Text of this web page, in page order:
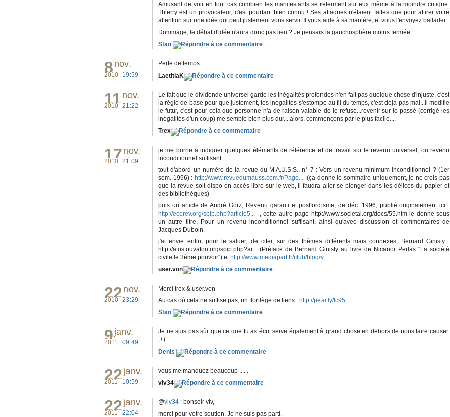
Amusant de voir en tout cas combien les manifestants se referment sur eux même à la moindre critique.
Thierry est un provocateur, c'est pourtant bien connu ! Ses attaques n'étaient faites que pour attirer votre
attention sur une idée qui peut justement vous servir. Il vous aide à sa manière, et vous l'envoyez ballader.
Dommage, le débat d'idée n'aura donc pas lieu ? Je pensais la gauchosphère moins fermée.
Stan
8nov.
2010 19:59
Perte de temps..
LaetitiaK
11 nov.
2010 21:22
Le fait que le dividende universel garde les inégalités profondes n'en fait pas quelque chose d'injuste, c'est
la règle de base pour que justement, les inégalités s'estompe au fil du temps, c'est déjà pas mal...il modifie
le futur, c'est pour cela que personne n'a de raison valable de le refusé...revenir sur le passé (corrigé les
inégalités d'un coup) me semble bien plus dur....alors, commençons par le plus facile....
Trex
17 nov.
2010 21:09
je me borne à indiquer quelques éléments de référence et de travail sur le revenu universel, ou revenu
inconditionnel suffisant :
tout d'abord un numéro de la revue du M.A.U.S.S., n° 7 : Vers un revenu minimum inconditionnel ? (1er
sem. 1996) : http://www.revuedumauss.com.fr/Page... (ça donne le sommaire uniquement, je ne crois pas
que la revue soit dispo en accès libre sur le web, il faudra aller se plonger dans les délices du papier et
des bibliothèques)
puis un article de André Gorz, Revenu garanti et postfordisme, de déc. 1996, publié originalement ici :
http://ecorev.org/spip.php?article5...
, cette autre page http://www.societal.org/docs/55.htm le donne sous
un autre titre, Pour un revenu inconditionnel suffisant, ainsi qu'avec discussion et commentaires de
Jacques Duboin.
j'ai envie enfin, pour le saluer, de citer, sur des thèmes différents mais connexes, Bernard Ginisty :
http://atos.ouvaton.org/spip.php?ar... (Préface de Bernard Ginisty au livre de Nicanor Perlas "La société
civile:le 3ème pouvoir") et http://www.mediapart.fr/club/blog/v...
user.von
22 nov.
2010 23:29
Merci trex & user.von
Au cas où cela ne suffise pas, un florilège de liens : http://pear.ly/lc95
Stan
9janv.
2011 09:49
Je ne suis pas sûr que ce que tu as écrit serve également à grand chose en dehors de nous faire causer.
;+)
Denis
22 janv.
2011 10:59
vous me manquez beaucoup ......
viv34
22 janv.
2011 22:04
@viv34 : bonsoir viv,
merci pour votre soutien. Je ne suis pas parti.